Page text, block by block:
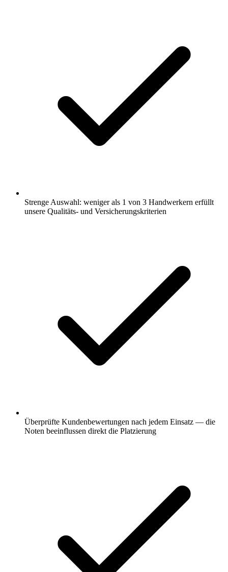
Strenge Auswahl: weniger als 1 von 3 Handwerkern erfüllt
unsere Qualitäts- und Versicherungskriterien
Überprüfte Kundenbewertungen nach jedem Einsatz — die
Noten beeinflussen direkt die Platzierung